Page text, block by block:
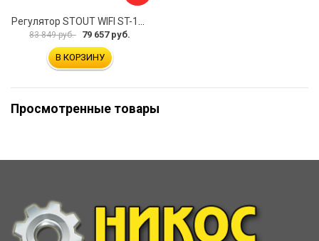
83 849 руб. 79 657 руб.
В КОРЗИНУ
Просмотренные товары